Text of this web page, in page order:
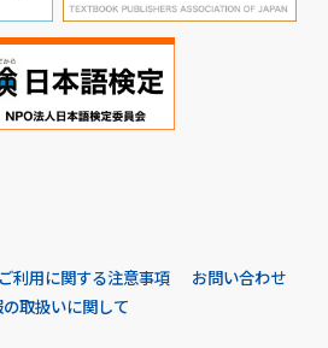
ご利用に関する注意事項
お問い合わせ
取扱いに関して